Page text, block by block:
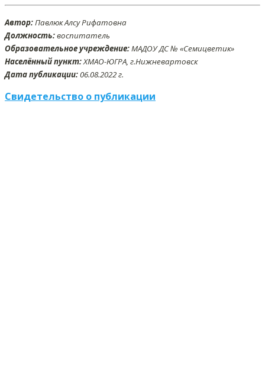
Автор:Павлюк Алсу Рифатовна
Должность:воспитатель
Образовательное учреждение:МАДОУ ДС № «Семицветик»
Населённый пункт:ХМАО-ЮГРА, г.Нижневартовск
Дата публикации:06.08.2022 г.
Свидетельство о публикации